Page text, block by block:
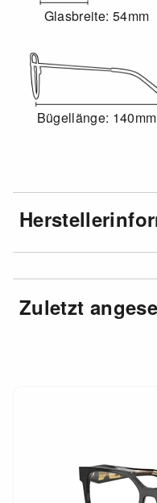
Glasbreite: 54mm
Bügellänge: 140mm
Zuletzt